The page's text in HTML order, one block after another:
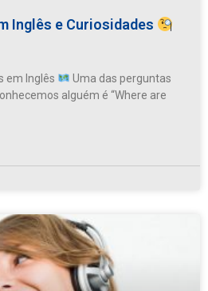
Inglês e Curiosidades
em Inglês
Uma das perguntas
alguém é “Where are